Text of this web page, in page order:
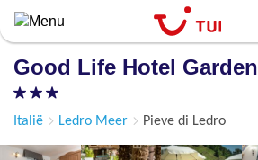
Overslaan
en
algemene
gaan
Good Life Hotel Garden
Italië Ledro Meer Pieve di Ledro